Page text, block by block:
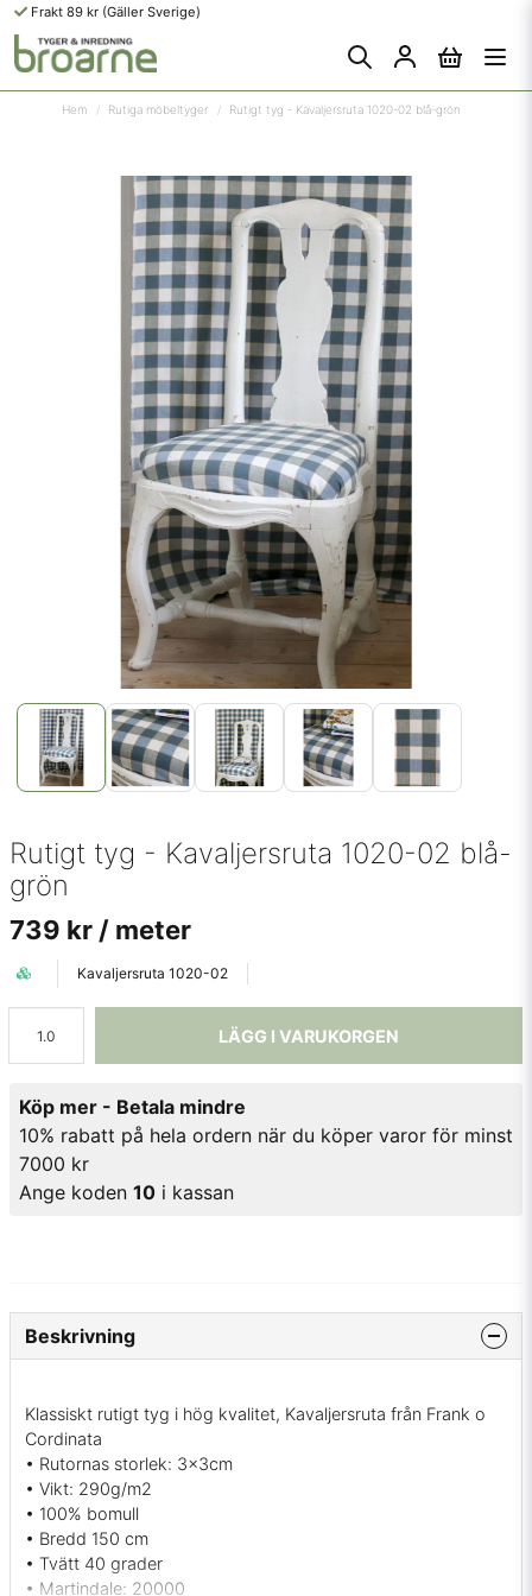
Frakt 89 kr (Gäller Sverige)
Hem Rutiga möbeltyger Rutigt tyg - Kavaljersruta 1020-02 blå-grön
Rutigt tyg - Kavaljersruta 1020-02 blå-
grön
739 kr / meter
Kavaljersruta 1020-02
LÄGG I VARUKORGEN
Köp mer - Betala mindre
10% rabatt på hela ordern när du köper varor för minst
7000 kr
Ange koden 10 i kassan
Beskrivning
Klassiskt rutigt tyg i hög kvalitet, Kavaljersruta från Frank o
Cordinata
• Rutornas storlek: 3x3cm
• Vikt: 290g/m2
• 100% bomull
• Bredd 150 cm
• Tvätt 40 grader
• Martindale: 20000